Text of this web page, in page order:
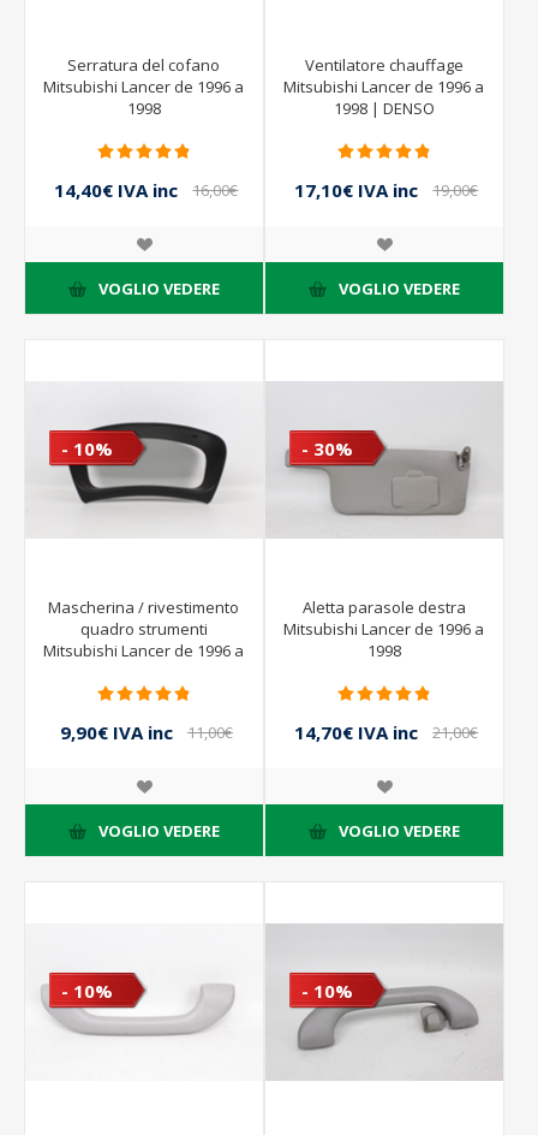
Serratura del cofano
Mitsubishi Lancer de 1996 a
1998
14,40€ IVA inc
16,00€
VOGLIO VEDERE
Ventilatore chauffage
Mitsubishi Lancer de 1996 a
1998 | DENSO
17,10€ IVA inc
19,00€
VOGLIO VEDERE
- 10%
Mascherina / rivestimento
quadro strumenti
Mitsubishi Lancer de 1996 a
9,90€ IVA inc
11,00€
VOGLIO VEDERE
- 30%
Aletta parasole destra
Mitsubishi Lancer de 1996 a
1998
14,70€ IVA inc
21,00€
VOGLIO VEDERE
- 10% - 10%